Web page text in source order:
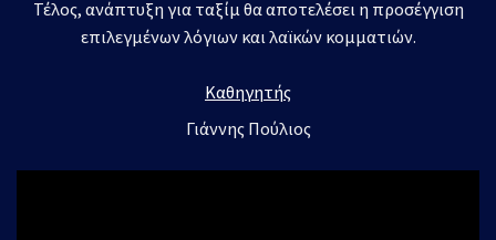
Τέλος, ανάπτυξη για ταξίμ θα αποτελέσει η προσέγγιση
επιλεγμένων λόγιων και λαϊκών κομματιών.
Καθηγητής
Γιάννης Πούλιος